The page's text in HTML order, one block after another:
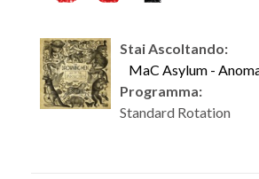
Stai Ascoltando:
MaC Asylum -
Programma:
Standard Rotation